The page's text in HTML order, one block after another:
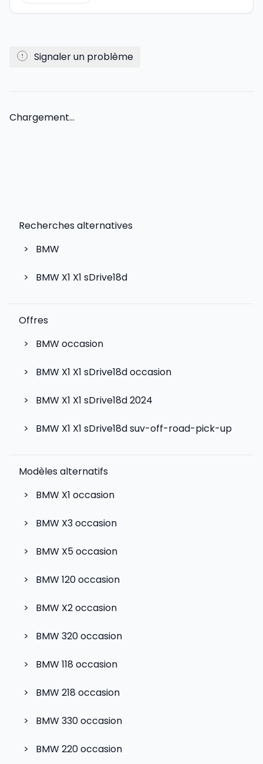
Signaler un problème
Chargement...
Recherches alternatives
>
BMW
> BMW X1 X1 sDrive18d
Offres
>
BMW occasion
> BMW X1 X1 sDrive18d occasion
> BMW X1 X1 sDrive18d 2024
> BMW X1 X1 sDrive18d suv-off-road-pick-up
Modèles alternatifs
>
BMW X1 occasion
> BMW X3occasion
> BMW X5occasion
> BMW 120occasion
> BMW X2occasion
> BMW 320occasion
> BMW 118occasion
> BMW 218occasion
> BMW 330occasion
> BMW 220occasion